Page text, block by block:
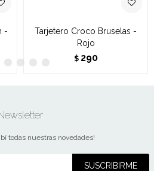
-
Tarjetero Croco Bruselas -
Rojo
$ 290
todas nuestras novedades!
SUSCRIBIRME